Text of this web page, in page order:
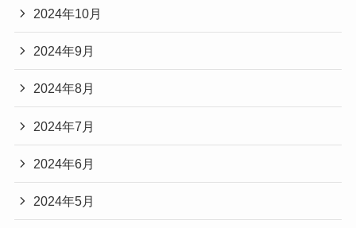
2024年10月
2024年9月
2024年8月
2024年7月
2024年6月
2024年5月